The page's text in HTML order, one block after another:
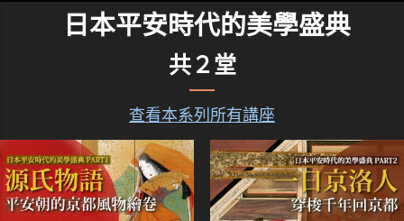
日本平安時代的美學盛典
共２堂
查看本系列所有講座